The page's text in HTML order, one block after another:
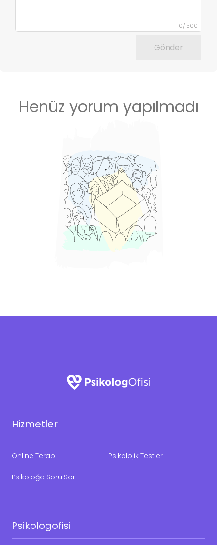
0/1500
Gönder
Henüz yorum yapılmadı
Hizmetler
Online Terapi Psikolojik Testler
Psikoloğa Soru Sor
Psikologofisi